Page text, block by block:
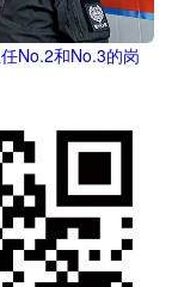
No.2和No.3的岗